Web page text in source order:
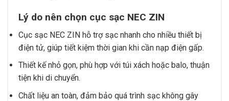
Lý do nên chọn cục sạc NEC ZIN
Cục sạc NEC ZIN hỗ trợ sạc nhanh cho nhiều thiết bị
điện tử, giúp tiết kiệm thời gian khi cần nạp điện gấp.
Thiết kế nhỏ gọn, phù hợp với túi xách hoặc balo, thuận
tiện khi di chuyển.
Chất liệu an toàn, đảm bảo quá trình sạc không gây